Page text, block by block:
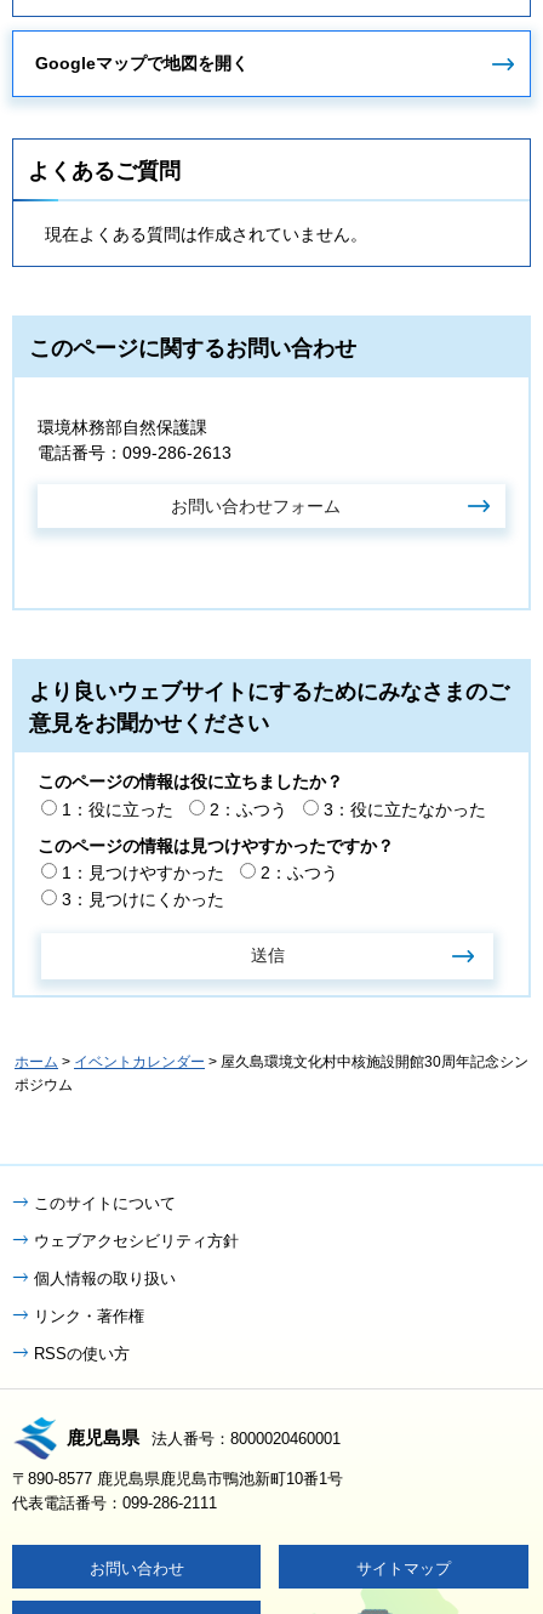
Googleマップで地図を開く
よくあるご質問
現在よくある質問は作成されていません。
このページに関するお問い合わせ
環境林務部自然保護課
電話番号：099-286-2613
より良いウェブサイトにするためにみなさまのご
意見をお聞かせください
このページの情報は役に立ちましたか？
1：役に立った
2：ふつう
3：役に立たなかった
このページの情報は見つけやすかったですか？
1：見つけやすかった
2：ふつう
3：見つけにくかった
ホーム > イベントカレンダー > 屋久島環境文化村中核施設開館30周年記念シン
ポジウム
このサイトについて
ウェブアクセシビリティ方針
個人情報の取り扱い
リンク・著作権
RSSの使い方
鹿児島県 法人番号：8000020460001
〒890-8577 鹿児島県鹿児島市鴨池新町10番1号
代表電話番号：099-286-2111
お問い合わせ サイトマップ